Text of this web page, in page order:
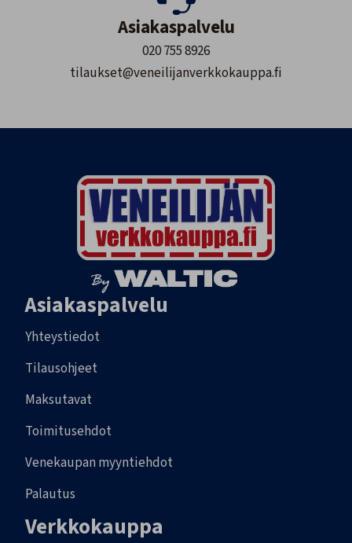
Asiakaspalvelu
020 755 8926
tilaukset@veneilijanverkkokauppa.fi
Asiakaspalvelu
Yhteystiedot
Tilausohjeet
Maksutavat
Toimitusehdot
Venekaupan myyntiehdot
Palautus
Verkkokauppa